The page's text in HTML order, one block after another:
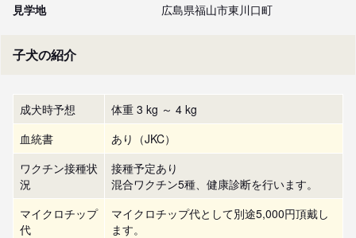
見学地
広島県福山市東川口町
子犬の紹介
成犬時予想
体重 3 kg ～ 4 kg
血統書
あり（JKC）
ワクチン接種状
況
接種予定あり
混合ワクチン5種、健康診断を行います。
マイクロチップ
代
マイクロチップ代として別途5,000円頂戴し
ます。